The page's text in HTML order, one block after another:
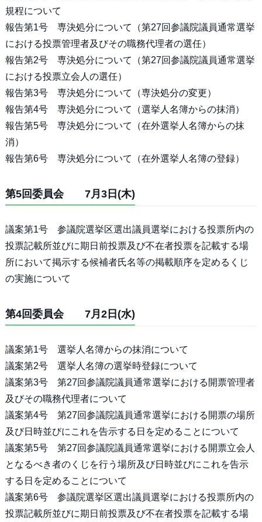
規程について
報告第1号 専決処分について（第27回参議院議員通常選挙
における投票管理者及びその職務代理者の選任）
報告第2号 専決処分について（第27回参議院議員通常選挙
における投票立会人の選任）
報告第3号 専決処分について（専決処分の変更）
報告第4号 専決処分について（選挙人名簿からの抹消）
報告第5号 専決処分について（在外選挙人名簿からの抹
消）
報告第6号 専決処分について（在外選挙人名簿の登録）
第5回委員会 7月3日(木)
議案第1号 参議院選挙区選出議員選挙における投票所内の
投票記載所並びに期日前投票及び不在者投票を記載する場
所において掲示する候補者氏名等の掲載順序を定めるくじ
の実施について
第4回委員会 7月2日(水)
議案第1号 選挙人名簿からの抹消について
議案第2号 選挙人名簿の選挙時登録について
議案第3号 第27回参議院議員通常選挙における開票管理者
及びその職務代理者について
議案第4号 第27回参議院議員通常選挙における開票の場所
及び日時並びにこれを告示する日を定めることについて
議案第5号 第27回参議院議員通常選挙における開票立会人
となるべき者のくじを行う場所及び日時並びにこれを告示
する日を定めることについて
議案第6号 参議院選挙区選出議員選挙における投票所内の
投票記載所並びに期日前投票及び不在者投票を記載する場